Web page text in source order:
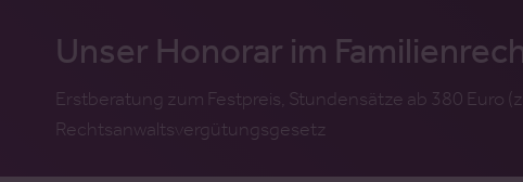
Unser Honorar im
Erstberatung zum Festpreis, Stundensätze ab 380 Euro
Rechtsanwaltsvergütungsgesetz